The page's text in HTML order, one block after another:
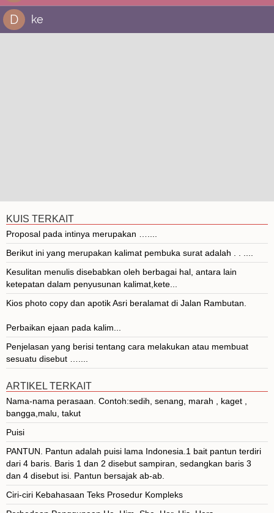
D ke
KUIS TERKAIT
Proposal pada intinya merupakan …....
Berikut ini yang merupakan kalimat pembuka surat adalah . . ....
Kesulitan menulis disebabkan oleh berbagai hal, antara lain
ketepatan dalam penyusunan kalimat,kete...
Kios photo copy dan apotik Asri beralamat di Jalan Rambutan.
Perbaikan ejaan pada kalim...
Penjelasan yang berisi tentang cara melakukan atau membuat
sesuatu disebut …....
ARTIKEL TERKAIT
Nama-nama perasaan. Contoh:sedih, senang, marah , kaget ,
bangga,malu, takut
Puisi
PANTUN. Pantun adalah puisi lama Indonesia.1 bait pantun terdiri
dari 4 baris. Baris 1 dan 2 disebut sampiran, sedangkan baris 3
dan 4 disebut isi. Pantun bersajak ab-ab.
Ciri-ciri Kebahasaan Teks Prosedur Kompleks